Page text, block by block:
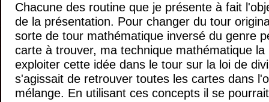
Chacune des routine que je présente à fait
de la présentation. Pour changer du tour
sorte de tour mathématique inversé du genre
carte à trouver, ma technique mathématique
exploiter cette idée dans le tour sur la loi de
s'agissait de retrouver toutes les cartes dans
mélange. En utilisant ces concepts il se